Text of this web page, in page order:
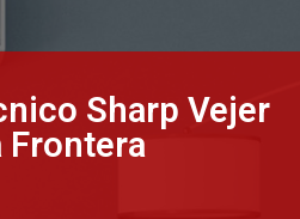
Sharp Vejer
Frontera